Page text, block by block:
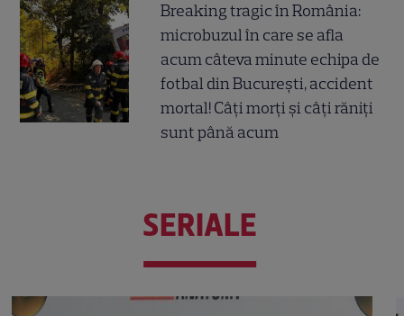
Breaking tragic în România:
microbuzul în care se afla
acum câteva minute echipa de
fotbal din București, accident
mortal! Câți morți și câți răniți
sunt până acum
SERIALE